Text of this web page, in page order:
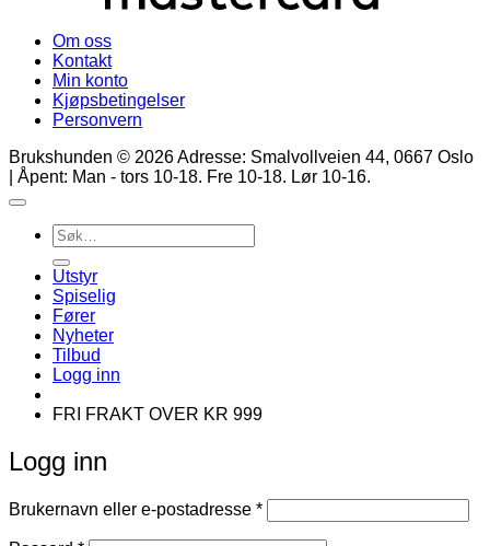
Om oss
Kontakt
Min konto
Kjøpsbetingelser
Personvern
Brukshunden © 2026 Adresse: Smalvollveien 44, 0667 Oslo
| Åpent: Man - tors 10-18. Fre 10-18. Lør 10-16.
Søk
etter:
Utstyr
Spiselig
Fører
Nyheter
Tilbud
Logg inn
FRI FRAKT OVER KR 999
Logg inn
Brukernavn eller e-postadresse *Påkrevd